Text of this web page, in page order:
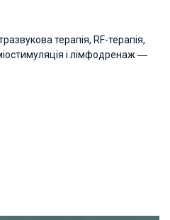
терапія, RF-терапія,
і лімфодренаж ―